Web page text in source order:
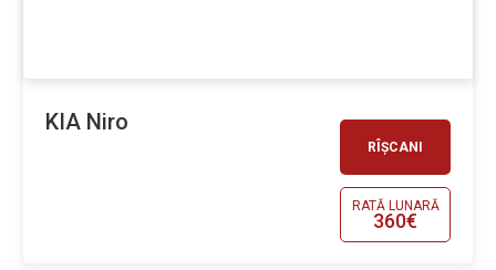
RÎȘCANI
RATĂ LUNARĂ
360€
KIA Niro